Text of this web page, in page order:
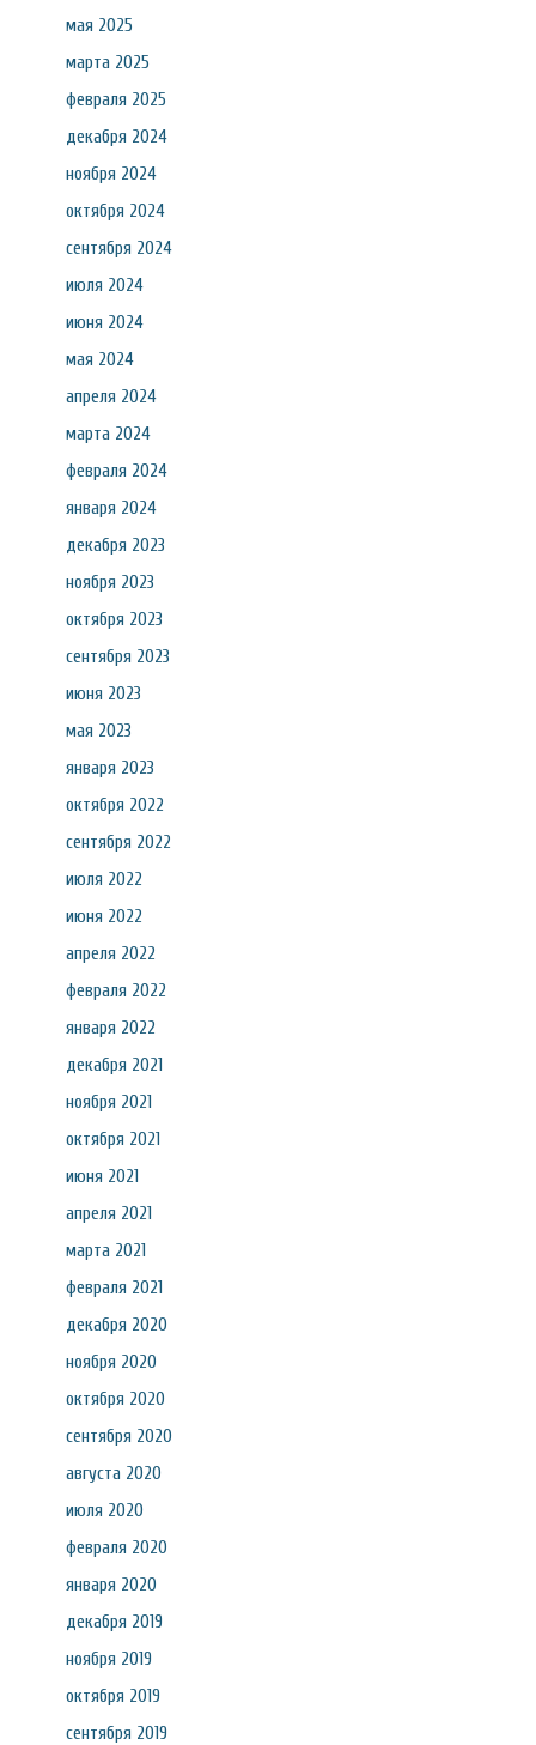
мая 2025
марта 2025
февраля 2025
декабря 2024
ноября 2024
октября 2024
сентября 2024
июля 2024
июня 2024
мая 2024
апреля 2024
марта 2024
февраля 2024
января 2024
декабря 2023
ноября 2023
октября 2023
сентября 2023
июня 2023
мая 2023
января 2023
октября 2022
сентября 2022
июля 2022
июня 2022
апреля 2022
февраля 2022
января 2022
декабря 2021
ноября 2021
октября 2021
июня 2021
апреля 2021
марта 2021
февраля 2021
декабря 2020
ноября 2020
октября 2020
сентября 2020
августа 2020
июля 2020
февраля 2020
января 2020
декабря 2019
ноября 2019
октября 2019
сентября 2019